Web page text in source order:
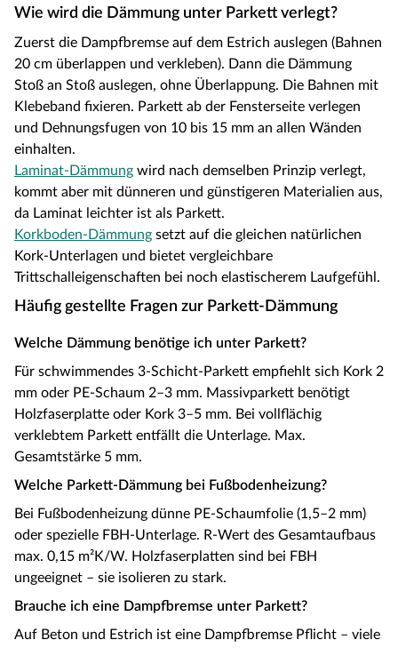
Wie wird die Dämmung unter Parkett verlegt?
Zuerst die Dampfbremse auf dem Estrich auslegen (Bahnen
20 cm überlappen und verkleben). Dann die Dämmung
Stoß an Stoß auslegen, ohne Überlappung. Die Bahnen mit
Klebeband fixieren. Parkett ab der Fensterseite verlegen
und Dehnungsfugen von 10 bis 15 mm an allen Wänden
einhalten.
Laminat-Dämmung wird nach demselben Prinzip verlegt,
kommt aber mit dünneren und günstigeren Materialien aus,
da Laminat leichter ist als Parkett.
Korkboden-Dämmung setzt auf die gleichen natürlichen
Kork-Unterlagen und bietet vergleichbare
Trittschalleigenschaften bei noch elastischerem Laufgefühl.
Häufig gestellte Fragen zur Parkett-Dämmung
Welche Dämmung benötige ich unter Parkett?
Für schwimmendes 3-Schicht-Parkett empfiehlt sich Kork 2
mm oder PE-Schaum 2–3 mm. Massivparkett benötigt
Holzfaserplatte oder Kork 3–5 mm. Bei vollflächig
verklebtem Parkett entfällt die Unterlage. Max.
Gesamtstärke 5 mm.
Welche Parkett-Dämmung bei Fußbodenheizung?
Bei Fußbodenheizung dünne PE-Schaumfolie (1,5–2 mm)
oder spezielle FBH-Unterlage. R-Wert des Gesamtaufbaus
max. 0,15 m²K/W. Holzfaserplatten sind bei FBH
ungeeignet – sie isolieren zu stark.
Brauche ich eine Dampfbremse unter Parkett?
Auf Beton und Estrich ist eine Dampfbremse Pflicht – viele